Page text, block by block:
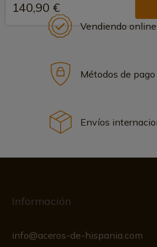
140,90 €
Vendiendo
Métodos de pago
Envíos
Información
info@aceros-de-hispania.com